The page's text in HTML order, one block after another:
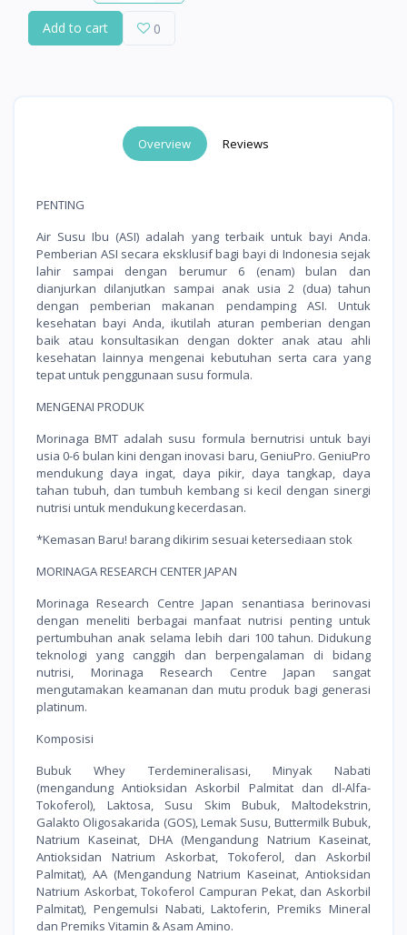
Add to cart 0
Overview Reviews
PENTING
Air Susu Ibu (ASI) adalah yang terbaik untuk bayi Anda.
Pemberian ASI secara eksklusif bagi bayi di Indonesia sejak
lahir sampai dengan berumur 6 (enam) bulan dan
dianjurkan dilanjutkan sampai anak usia 2 (dua) tahun
dengan pemberian makanan pendamping ASI. Untuk
kesehatan bayi Anda, ikutilah aturan pemberian dengan
baik atau konsultasikan dengan dokter anak atau ahli
kesehatan lainnya mengenai kebutuhan serta cara yang
tepat untuk penggunaan susu formula.
MENGENAI PRODUK
Morinaga BMT adalah susu formula bernutrisi untuk bayi
usia 0-6 bulan kini dengan inovasi baru, GeniuPro. GeniuPro
mendukung daya ingat, daya pikir, daya tangkap, daya
tahan tubuh, dan tumbuh kembang si kecil dengan sinergi
nutrisi untuk mendukung kecerdasan.
*Kemasan Baru! barang dikirim sesuai ketersediaan stok
MORINAGA RESEARCH CENTER JAPAN
Morinaga Research Centre Japan senantiasa berinovasi
dengan meneliti berbagai manfaat nutrisi penting untuk
pertumbuhan anak selama lebih dari 100 tahun. Didukung
teknologi yang canggih dan berpengalaman di bidang
nutrisi, Morinaga Research Centre Japan sangat
mengutamakan keamanan dan mutu produk bagi generasi
platinum.
Komposisi
Bubuk Whey Terdemineralisasi, Minyak Nabati
(mengandung Antioksidan Askorbil Palmitat dan dl-Alfa-
Tokoferol), Laktosa, Susu Skim Bubuk, Maltodekstrin,
Galakto Oligosakarida (GOS), Lemak Susu, Buttermilk Bubuk,
Natrium Kaseinat, DHA (Mengandung Natrium Kaseinat,
Antioksidan Natrium Askorbat, Tokoferol, dan Askorbil
Palmitat), AA (Mengandung Natrium Kaseinat, Antioksidan
Natrium Askorbat, Tokoferol Campuran Pekat, dan Askorbil
Palmitat), Pengemulsi Nabati, Laktoferin, Premiks Mineral
dan Premiks Vitamin & Asam Amino.